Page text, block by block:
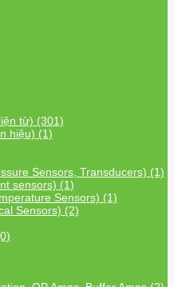
từ) (301)
hiệu) (1)
Sensors, Transducers) (1)
sensors) (1)
Sensors) (1)
Sensors) (2)